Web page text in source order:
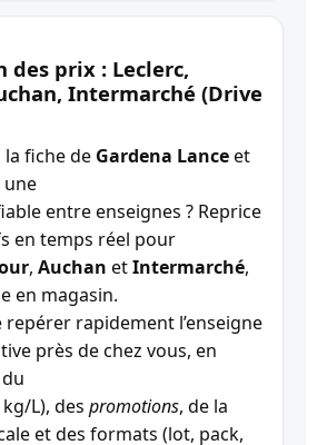
des prix : Leclerc,
Intermarché (Drive
fiche de Gardena Lanceet
une
entre enseignes ? Reprice
en temps réel pour
, Auchan etIntermarché,
en magasin.
repérer rapidement l’enseigne
près de chez vous, en
L), des promotions, de la
et des formats (lot, pack,